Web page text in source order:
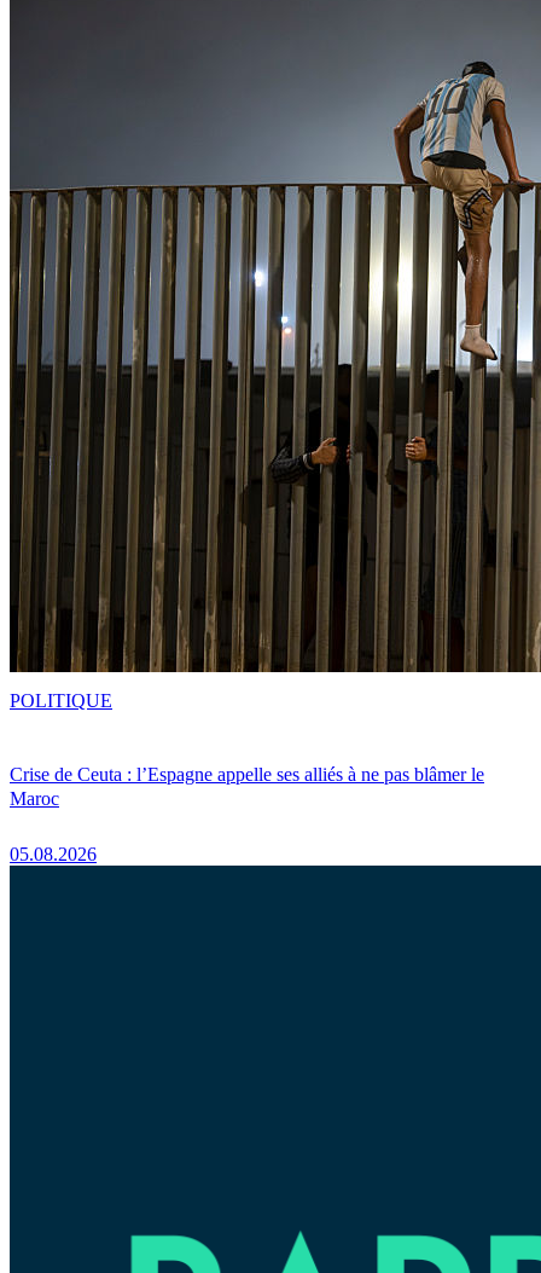
Crise de Ceuta : l’Espagne appelle ses alliés à ne pas blâmer le
Maroc
05.08.2026
POLITIQUE